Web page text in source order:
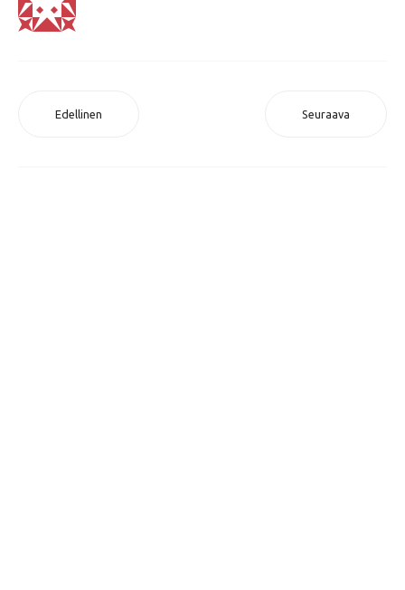
Edellinen Seuraava